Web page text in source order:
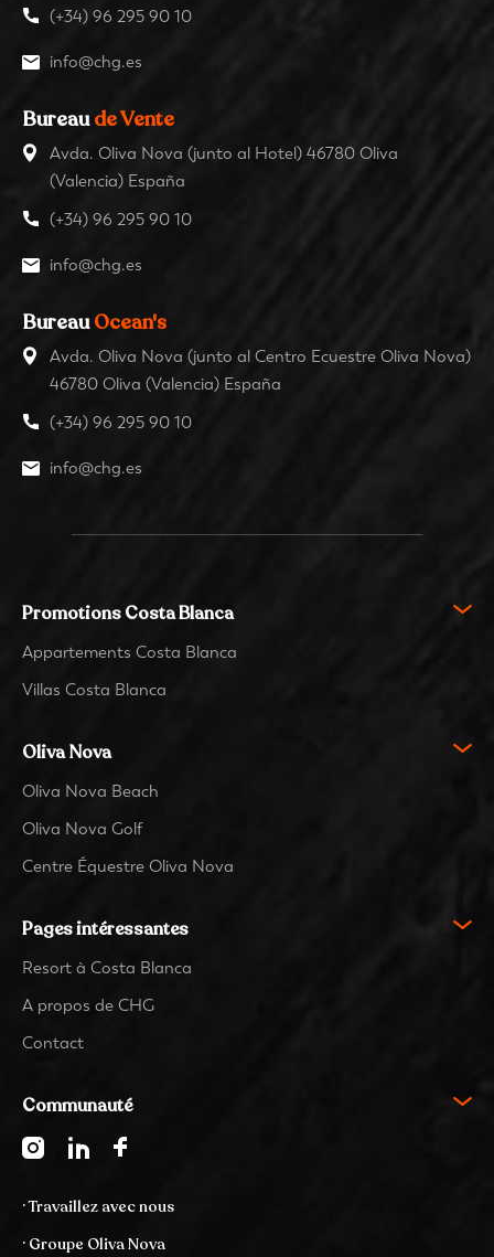
(+34) 96 295 90 10
info@chg.es
Bureaude Vente
Avda. Oliva Nova (junto al Hotel) 46780 Oliva
(Valencia) España
(+34) 96 295 90 10
info@chg.es
BureauOcean's
Avda. Oliva Nova (junto al Centro Ecuestre Oliva Nova)
46780 Oliva (Valencia) España
(+34) 96 295 90 10
info@chg.es
Promotions Costa Blanca
Appartements Costa Blanca
Villas Costa Blanca
Oliva Nova
Oliva Nova Beach
Oliva Nova Golf
Centre Équestre Oliva Nova
Pages intéressantes
Resort à Costa Blanca
A propos de CHG
Contact
Communauté
· Travaillez avec nous
· Groupe Oliva Nova